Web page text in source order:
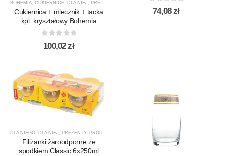
BOHEMIA, CUKIERNICE, DLA NIEJ , PREZENTY PRODUCENCI PRODUKTY ,
Cukiernica + mlecznik + tacka
kpl. kryształowy Bohemia
out of 5
100,02zł
out of 5
74,08zł
DLA NIEGO DLA NIEJ PREZENTY, PRODUCENCI ,SZKLANKI SZKLANKI DO
Filiżanki żaroodporne ze
spodkiem Classic 6x250ml